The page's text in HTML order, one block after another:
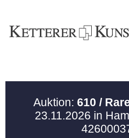
Auktion: 610 /
23.11.2026 in